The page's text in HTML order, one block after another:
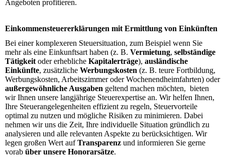
Angeboten profitieren.
Einkommensteuererklärungen mit Ermittlung von Einkünften
Bei einer komplexeren Steuersituation, zum Beispiel wenn Sie
mehr als eine Einkunftsart haben (z. B. Vermietung, selbständige
Tätigkeit oder erhebliche Kapitalerträge), ausländische
Einkünfte, zusätzliche Werbungskosten (z. B. teure Fortbildung,
Werbungskosten, Arbeitszimmer oder Wochenendheimfahrten) oder
außergewöhnliche Ausgaben geltend machen möchten, bieten
wir Ihnen unsere langjährige Steuerexpertise an. Wir helfen Ihnen,
Ihre Steuerangelegenheiten effizient zu regeln, Steuervorteile
optimal zu nutzen und mögliche Risiken zu minimieren. Dabei
nehmen wir uns die Zeit, Ihre individuelle Situation gründlich zu
analysieren und alle relevanten Aspekte zu berücksichtigen. Wir
legen großen Wert aufTransparenz und informieren Sie gerne
vorab über unsere Honorarsätze.